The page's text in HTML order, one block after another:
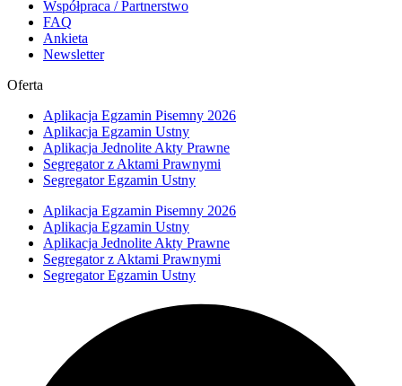
Współpraca / Partnerstwo
FAQ
Ankieta
Newsletter
Oferta
Aplikacja Egzamin Pisemny 2026
Aplikacja Egzamin Ustny
Aplikacja Jednolite Akty Prawne
Segregator z Aktami Prawnymi
Segregator Egzamin Ustny
Aplikacja Egzamin Pisemny 2026
Aplikacja Egzamin Ustny
Aplikacja Jednolite Akty Prawne
Segregator z Aktami Prawnymi
Segregator Egzamin Ustny